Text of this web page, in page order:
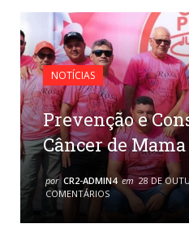
NOTÍCIAS
Prevenção e
Câncer de Mama
por CR2-ADMIN4 em 28 DE
COMENTÁRIOS